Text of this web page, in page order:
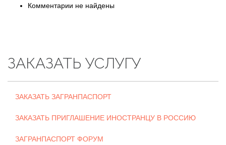
Комментарии не найдены
ЗАКАЗАТЬ УСЛУГУ
ЗАКАЗАТЬ ЗАГРАНПАСПОРТ
ЗАКАЗАТЬ ПРИГЛАШЕНИЕ ИНОСТРАНЦУ В РОССИЮ
ЗАГРАНПАСПОРТ ФОРУМ